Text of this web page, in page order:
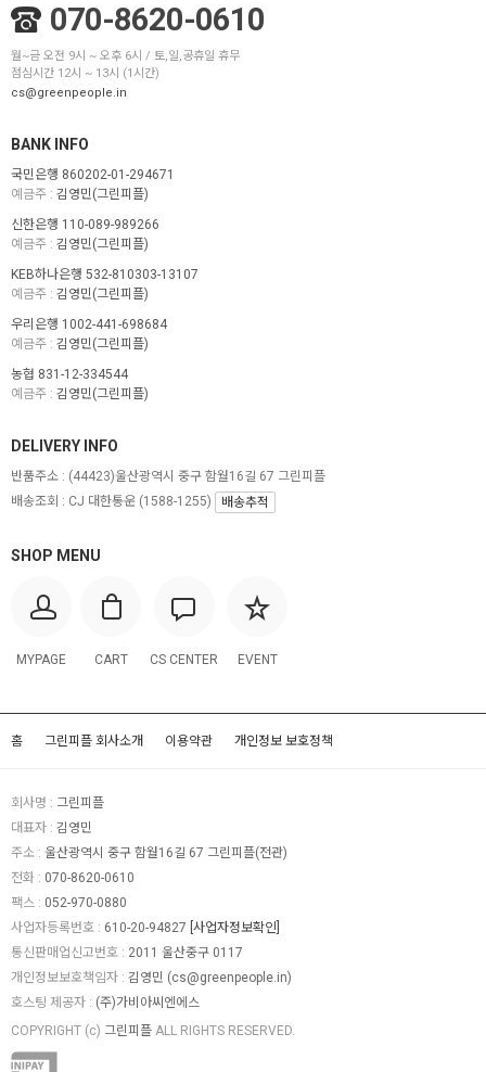
070-8620-0610
월~금 오전 9시 ~ 오후 6시 / 토,일,공휴일 휴무
점심시간 12시 ~ 13시 (1시간)
cs@greenpeople.in
BANK INFO
국민은행 860202-01-294671
예금주 : 김영민(그린피플)
신한은행 110-089-989266
예금주 : 김영민(그린피플)
KEB하나은행 532-810303-13107
예금주 : 김영민(그린피플)
우리은행 1002-441-698684
예금주 : 김영민(그린피플)
농협 831-12-334544
예금주 : 김영민(그린피플)
SHOP MENU
MYPAGE CART CS CENTER EVENT
DELIVERY INFO
반품주소 : (44423)울산광역시 중구 함월16길 67 그린피플
배송조회 : CJ 대한통운 (1588-1255)
배송추적
홈 그린피플 회사소개 이용약관 개인정보 보호정책
회사명 : 그린피플
대표자 : 김영민
주소 : 울산광역시 중구 함월16길 67 그린피플(전관)
전화 : 070-8620-0610
팩스 : 052-970-0880
사업자등록번호 : 610-20-94827 [사업자정보확인]
통신판매업신고번호 : 2011 울산중구 0117
개인정보보호책임자 : 김영민 (cs@greenpeople.in)
호스팅 제공자 : (주)가비아씨엔에스
COPYRIGHT (c) 그린피플 ALL RIGHTS RESERVED.